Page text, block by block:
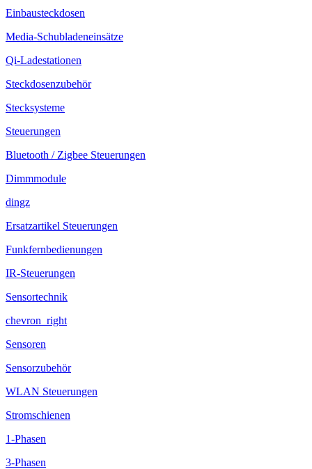
Einbausteckdosen
Media-Schubladeneinsätze
Qi-Ladestationen
Steckdosenzubehör
Stecksysteme
Steuerungen
Bluetooth / Zigbee Steuerungen
Dimmmodule
dingz
Ersatzartikel Steuerungen
Funkfernbedienungen
IR-Steuerungen
Sensortechnik
chevron_right
Sensoren
Sensorzubehör
WLAN Steuerungen
Stromschienen
1-Phasen
3-Phasen